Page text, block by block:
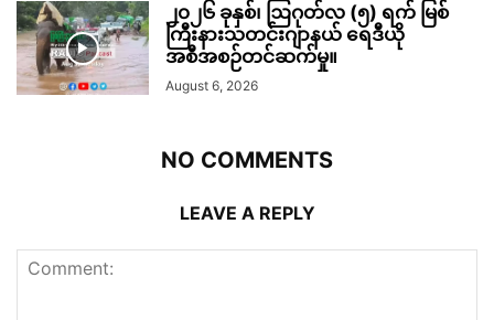
၂၀၂၆ ခုနှစ်၊ ဩဂုတ်လ (၅) ရက် မြစ်
ကြီးနားသတင်းဂျာနယ် ရေဒီယို
အစီအစဉ်တင်ဆက်မှု။
August 6, 2026
NO COMMENTS
LEAVE A REPLY